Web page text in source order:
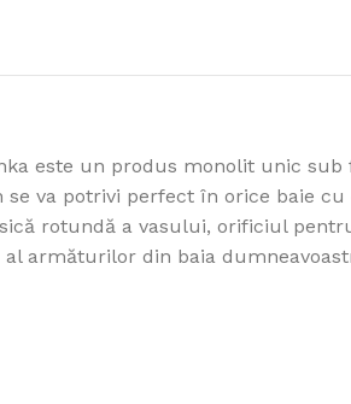
este un produs monolit unic sub
va potrivi perfect în orice baie cu
rotundă a vasului, orificiul
armăturilor din baia